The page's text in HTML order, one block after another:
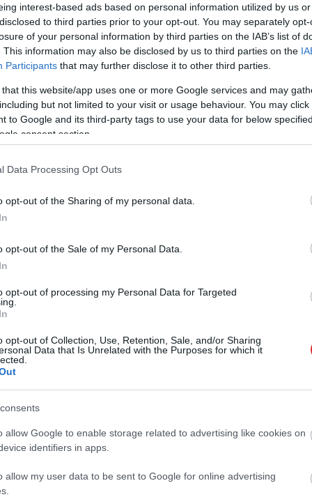
interest-based ads based on personal information utilized by us
to third parties prior to your opt-out. You may separately
of your personal information by third parties on the IAB’s list of
This information may also be disclosed by us to third parties on the
Participants that may further disclose it to other third parties.
that this website/app uses one or more Google services and may
but not limited to your visit or usage behaviour. You may
to Google and its third-party tags to use your data for below
consent section.
Data Processing Opt Outs
opt-out of the Sharing of my personal data.
opt-out of the Sale of my Personal Data.
opt-out of processing my Personal Data for Targeted
opt-out of Collection, Use, Retention, Sale, and/or Sharing
Data that Is Unrelated with the Purposes for which it
allow Google to enable storage related to advertising like cookies on
identifiers in apps.
allow my user data to be sent to Google for online advertising
drošāk ir palikt izglītības iestādē, nevis
un bērnudārzos ir pagrabi vai puspagrabi, kas
laikā vairākās iestādēs tie tiks oficiāli
vai cita apdraudējuma laikā bērna izņemšana no
Vecākiem var nākties mērot kilometru vai
un šajā laikā pastāv risks nonākt
rīcība nav droša un var palielināt risku visai
ir cilvēku
Depozīta
vai vienkārši ar
iedots maksas
– pasākumu
sāk
kā traki skrien pa māju?
paradums